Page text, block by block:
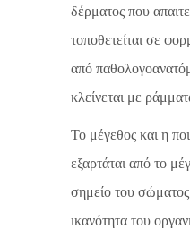
δέρματος που
τοποθετείται σε
από
κλείνεται με
Το μέγεθος και η
εξαρτάται από το
σημείο του σώματος
ικανότητα του